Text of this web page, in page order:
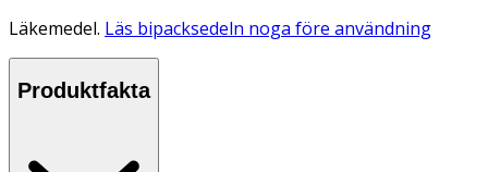
Läkemedel. Läs bipacksedeln noga före användning
Produktfakta